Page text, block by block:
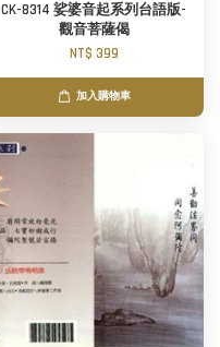
CK-8314 娑婆音起系列台語版-
觀音菩薩偈
NT$ 399
加入購物車